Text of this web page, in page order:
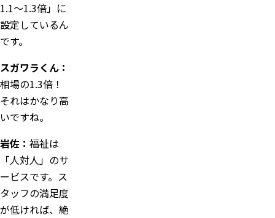
1.1～1.3倍」に
設定しているん
です。
スガワラくん：
相場の1.3倍！
それはかなり高
いですね。
岩佐： 福祉は
「人対人」のサ
ービスです。ス
タッフの満足度
が低ければ、絶